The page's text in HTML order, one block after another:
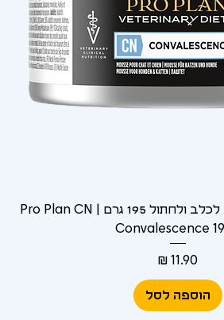
פרו פלאן CN החלמה לכלב ולחתול 195 גרם | Pro Plan CN
Convalescence
מחיר‏11.90 ‏₪
הוספה לסל